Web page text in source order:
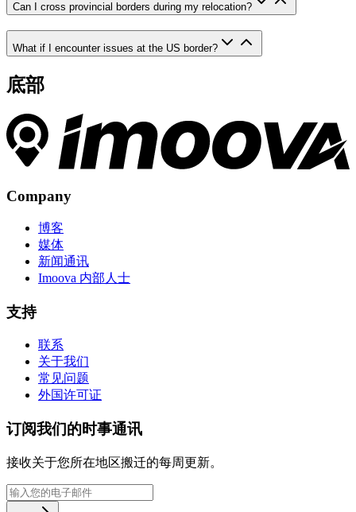
Can I cross provincial borders during my relocation?
What if I encounter issues at the US border?
底部
Company
博客
媒体
新闻通讯
Imoova 内部人士
支持
联系
关于我们
常见问题
外国许可证
订阅我们的时事通讯
接收关于您所在地区搬迁的每周更新。